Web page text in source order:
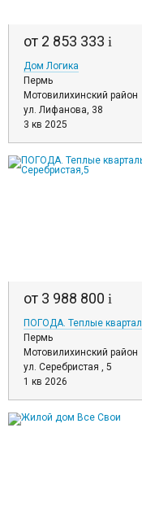
от 2 853 333 i
Дом Логика
Пермь
Мотовилихинский район
ул. Лифанова, 38
3 кв 2025
от 3 988 800 i
Пермь
Мотовилихинский район
ул. Серебристая , 5
1 кв 2026